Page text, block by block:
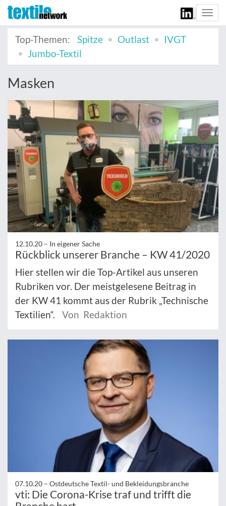
Top-Themen:
Spitze Outlast
IVGT
Jumbo-Textil
Masken
12.10.20 – In eigener Sache
Rückblick unserer Branche – KW 41/2020
Hier stellen wir die Top-Artikel aus unseren
Rubriken vor. Der meistgelesene Beitrag in
der KW 41 kommt aus der Rubrik „Technische
Textilien“.
Von Redaktion
07.10.20 – Ostdeutsche Textil- und Bekleidungsbranche
vti: Die Corona-Krise traf und trifft die